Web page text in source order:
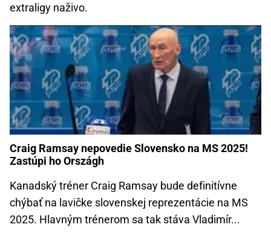
extraligy naživo.
Craig Ramsay nepovedie Slovensko na MS 2025!
Zastúpi ho Országh
Kanadský tréner Craig Ramsay bude definitívne
chýbať na lavičke slovenskej reprezentácie na MS
2025. Hlavným trénerom sa tak stáva Vladimír...